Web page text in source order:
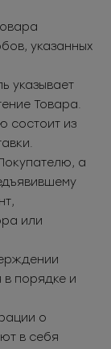
указанных
указывает
Товара.
состоит из
а
или
в порядке и
о
в себя